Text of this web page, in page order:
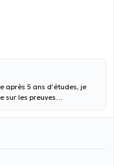
après 5 ans d’études, je
sur les preuves
où tout est relié, et
la limitation
et sans prescription
complément d'un suivi